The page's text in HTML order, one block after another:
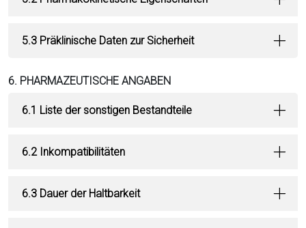
5.3 Präklinische Daten zur Sicherheit
6. PHARMAZEUTISCHE ANGABEN
6.1 Liste der sonstigen Bestandteile
6.2 Inkompatibilitäten
6.3 Dauer der Haltbarkeit